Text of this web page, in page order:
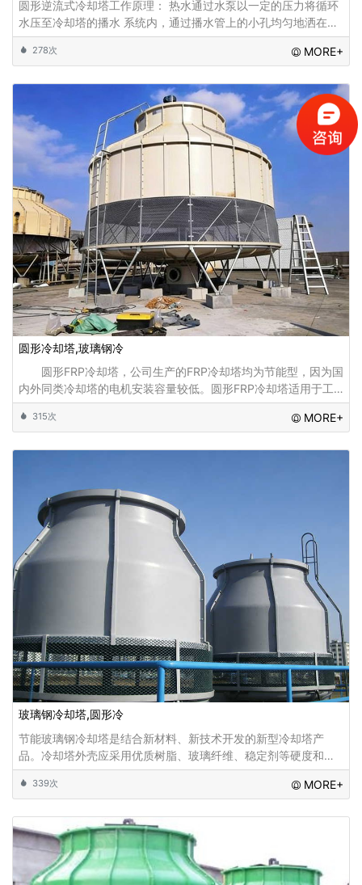
圆形逆流式冷却塔工作原理： 热水通过水泵以一定的压力将循环
水压至冷却塔的播水 系统内，通过播水管上的小孔均匀地洒在填
料上;干燥的空气 在风机的作用下由底部入风网进入塔内，使热水
与空气进行热交换， 高湿度高晗值的热
278次 MORE+
圆形冷却塔,玻璃钢冷
圆形FRP冷却塔，公司生产的FRP冷却塔均为节能型，因为国
内外同类冷却塔的电机安装容量较低。圆形FRP冷却塔适用于工
业设备冷却，低噪声冷却塔适用于空调制冷等一般水温冷却。
315次 MORE+
玻璃钢冷却塔,圆形冷
节能玻璃钢冷却塔是结合新材料、新技术开发的新型冷却塔产
品。冷却塔外壳应采用优质树脂、玻璃纤维、稳定剂等硬度和韧
性高、抗弯强度好、表面光泽好的材料。金属框架采用优质钢
材，防腐处理技术到位，大大提高了冷却塔的
339次 MORE+